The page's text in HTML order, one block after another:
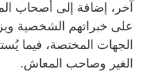
آخر، إضافة إلى أصحاب
على خبراتهم الشخصية
الجهات المختصة، فيما
الغير وصاحب المعاش.